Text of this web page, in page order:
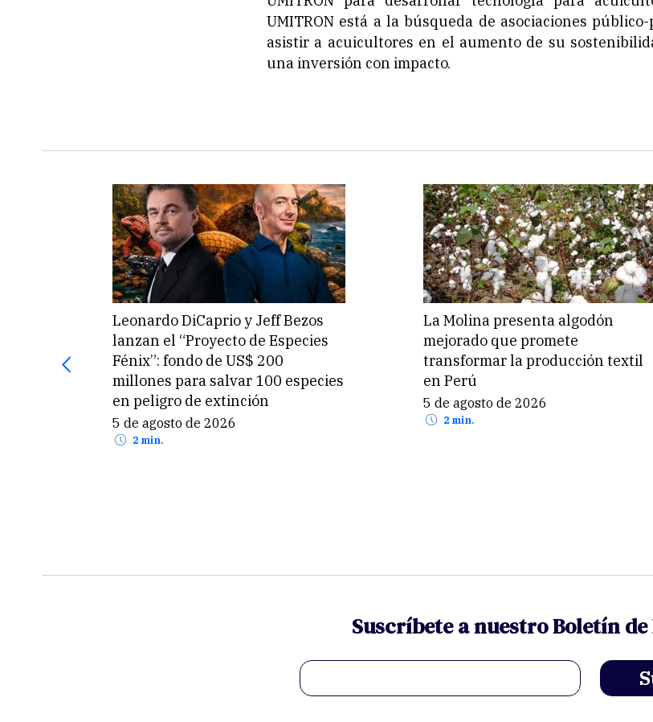
UMITRON está a la búsqueda de asociaciones
asistir a acuicultores en el aumento de su
una inversión con impacto.
Leonardo DiCaprio y Jeff Bezos
lanzan el “Proyecto de Especies
Fénix”: fondo de US$ 200
millones para salvar 100 especies
en peligro de extinción
5 de agosto de 2026
2 min.
La Molina presenta algodón
mejorado que promete
transformar la producción textil
en Perú
5 de agosto de 2026
2 min.
Suscríbete a nuestro Boletín